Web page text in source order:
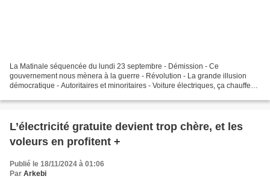
La Matinale séquencée du lundi 23 septembre - Démission - Ce
gouvernement nous mènera à la guerre - Révolution - La grande illusion
démocratique - Autoritaires et minoritaires - Voiture électriques, ça chauffe
L’électricité gratuite devient trop chère, et les
voleurs en profitent +
Publié le 18/11/2024 à 01:06
Par Arkebi